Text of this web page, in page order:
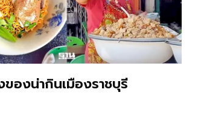
ของน่ากินเมืองราชบุรี